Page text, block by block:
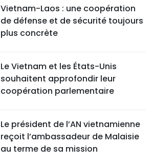
Vietnam-Laos : une coopération
de défense et de sécurité toujours
plus concrète
Le Vietnam et les États-Unis
souhaitent approfondir leur
coopération parlementaire
Le président de l’AN vietnamienne
reçoit l’ambassadeur de Malaisie
au terme de sa mission